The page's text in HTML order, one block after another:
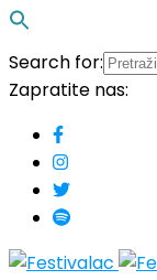
Search for:
Zapratite nas: